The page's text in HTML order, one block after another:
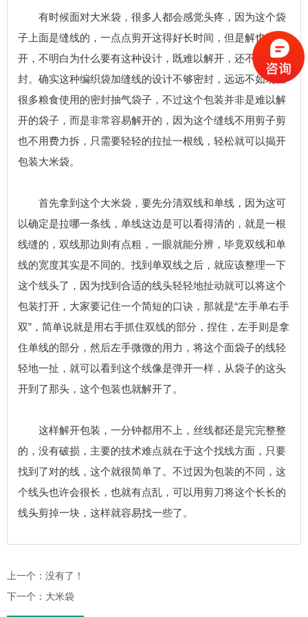
有时候面对大米袋 ，很多人都会感觉头疼，因为这个袋
子上面是缝线的，一点点剪开这得好长时间，但是解也解不
开，不明白为什么要有这种设计，既难以解开，还不够密
封。确实这种编织袋加缝线的设计不够密封，远远不如现在
很多粮食使用的密封抽气袋子，不过这个包装并非是难以解
开的袋子，而是非常容易解开的，因为这个缝线不用剪子剪
也不用费力拆，只需要轻轻的拉扯一根线，轻松就可以揭开
包装大米袋。
首先拿到这个大米袋，要先分清双线和单线，因为这可
以确定是拉哪一条线，单线这边是可以看得清的，就是一根
线缝的，双线那边则有点粗，一眼就能分辨，毕竟双线和单
线的宽度其实是不同的。找到单双线之后，就应该整理一下
这个线头了，因为找到合适的线头轻轻地扯动就可以将这个
包装打开，大家要记住一个简短的口诀，那就是“左手单右手
双”，简单说就是用右手抓住双线的部分，捏住，左手则是拿
住单线的部分，然后左手微微的用力，将这个面袋子的线轻
轻地一扯，就可以看到这个线像是弹开一样，从袋子的这头
开到了那头，这个包装也就解开了。
这样解开包装，一分钟都用不上，丝线都还是完完整整
的，没有破损，主要的技术难点就在于这个找线方面，只要
找到了对的线，这个就很简单了。不过因为包装的不同，这
个线头也许会很长，也就有点乱，可以用剪刀将这个长长的
线头剪掉一块，这样就容易找一些了。
上一个： 没有了！
下一个： 大米袋